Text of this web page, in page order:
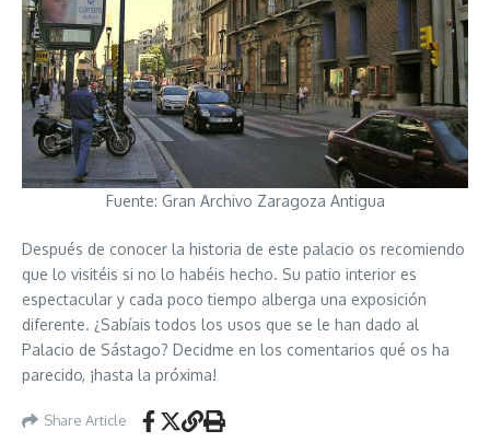
Fuente: Gran Archivo Zaragoza Antigua
Después de conocer la historia de este palacio os recomiendo
que lo visitéis si no lo habéis hecho. Su patio interior es
espectacular y cada poco tiempo alberga una exposición
diferente. ¿Sabíais todos los usos que se le han dado al
Palacio de Sástago? Decidme en los comentarios qué os ha
parecido, ¡hasta la próxima!
Share Article